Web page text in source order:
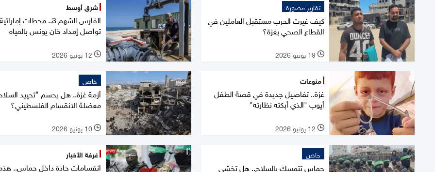
تقارير مصورة
كيف غيرت الحرب مستقبل العاملين في
القطاع الصحي بغزة؟
l 19 يونيو 2026
شرق أوسط
الفارس الشهم 3.. محطات إماراتية
تواصل إمداد خان يونس بالمياه
l 12 يونيو 2026
منوعات
غزة.. تفاصيل جديدة في قصة الطفل
أيوب "الذي أبكته نظارته"
l 12 يونيو 2026
خاص
أزمة غزة.. هل يحسم "تحييد
معضلة الانقسام الفلسطيني؟
l 10 يونيو 2026
خاص
حماس تتمسك بالسلاح.. هل تخشى
غرفة الأخبار
انقسامات حادة داخل حماس..